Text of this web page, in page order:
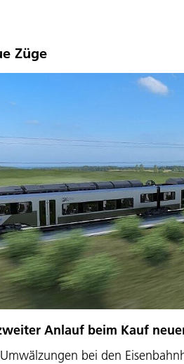
Züge
Anlauf beim Kauf
bei den